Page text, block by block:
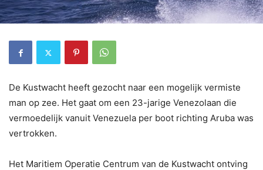
De Kustwacht heeft gezocht naar een mogelijk vermiste
man op zee. Het gaat om een 23-jarige Venezolaan die
vermoedelijk vanuit Venezuela per boot richting Aruba was
vertrokken.
Het Maritiem Operatie Centrum van de Kustwacht ontving